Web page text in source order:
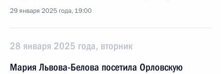
29 января 2025 года, 19:00
28 января 2025 года, вторник
Мария Львова-Белова посетила Орловскую